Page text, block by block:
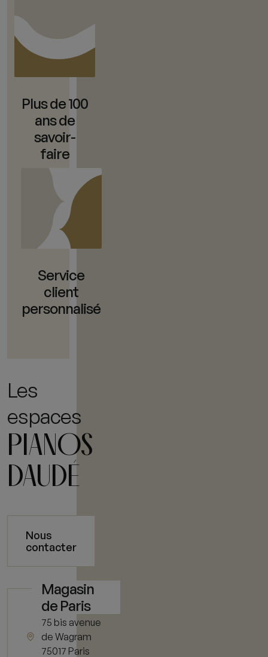
Plus de 100
ans de
savoir-
faire
Service
client
personnalisé
Les
espaces
PIANOS
DAUDÉ
Nous
contacter
Magasin
de Paris
75 bis avenue
de Wagram
75017 Paris